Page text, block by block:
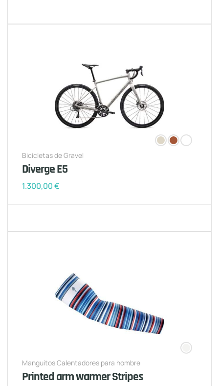
Bicicletas de Gravel
Diverge E5
1.300,00€
Manguitos Calentadores para hombre
Printed arm warmer Stripes